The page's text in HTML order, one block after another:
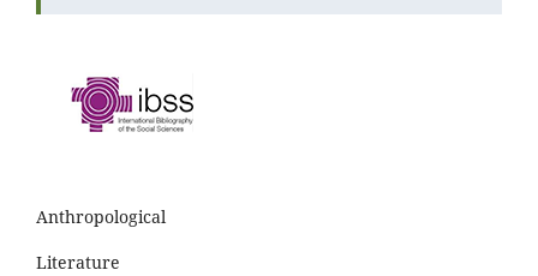
Anthropological
Literature